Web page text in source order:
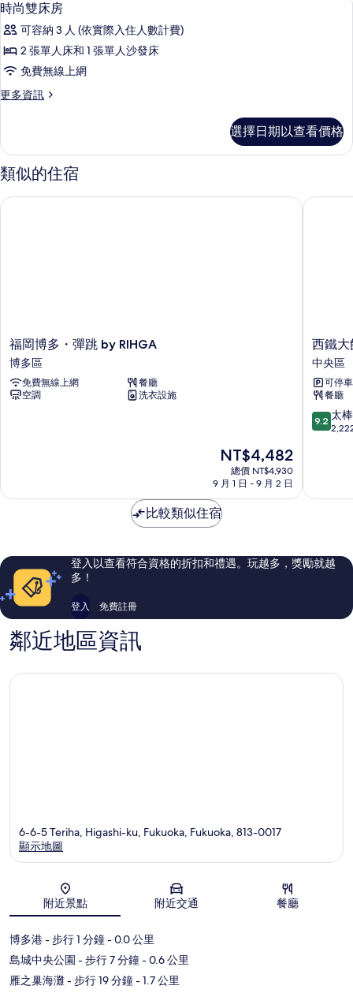
槽
的
所
有
相
房
水
槽
詳
情
示
時
尚
床
的
所
有
相
3
時尚雙床房
可容納 3 人 (依實際入住人數計費)
2 張單人床和 1 張單人沙發床
免費無線上網
更多資訊
更
雙
床
房
詳
選擇日期以查看價格
類似的住宿
福
岡
博
多・
彈
福岡博多・彈跳 by RIHGA
博多區
免費無線上網
餐廳
空調
洗衣設施
現
價
為
NT$4,482
NT$4,482
總價 NT$4,930
9 月 1 日 - 9 月 2 日
福岡博多・彈跳 by RIHGA
西
鐵
大
飯
店
中
央
西鐵大
中央區
可停車
餐廳
9.2
分，
太
則
評
9.2 太
西鐵大
比較類似住宿
登入以查看符合資格的折扣和禮遇。玩越多，獎勵就越
多！
登入 免費註冊
鄰近地區資訊
地圖
6-6-5 Teriha, Higashi-ku, Fukuoka, Fukuoka, 813-0017
顯示地圖
附近景點 附近交通 餐廳
博多港- 步行 1 分鐘- 0.0 公里
島城中央公園 - 步行 7 分鐘- 0.6 公里
雁之巢海灘- 步行 19 分鐘- 1.7 公里